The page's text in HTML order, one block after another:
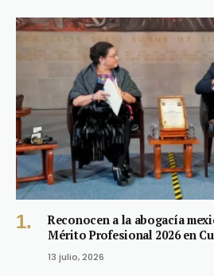
Reconocen a la abogacía
Mérito Profesional 2026 en
13 julio, 2026